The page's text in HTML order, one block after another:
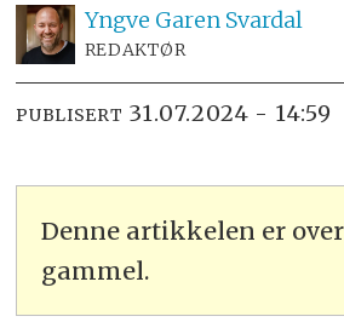
Yngve Garen Svardal
REDAKTØR
PUBLISERT 31.07.2024 - 14:59
Denne artikkelen er
gammel.